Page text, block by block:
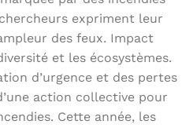
expriment leur
des feux. Impact
et les écosystèmes.
d’urgence et des pertes
action collective pour
Cette année, les